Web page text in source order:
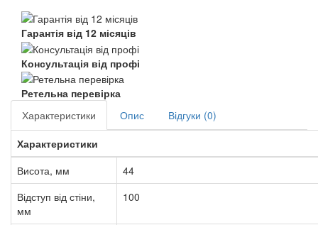
Гарантія від 12 місяців
Консультація від профі
Ретельна перевірка
Характеристики
Опис
Відгуки (0)
Характеристики
Висота, мм
44
Відступ від стіни,
мм
100